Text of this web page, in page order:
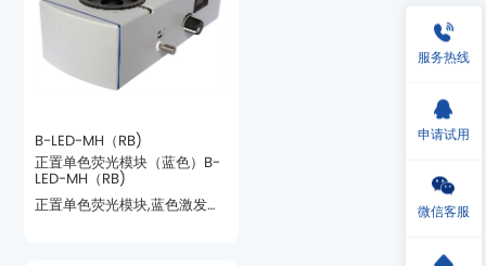
B-LED-MH（RB)
LED-MH（RB)
服务热线
申请试用
微信客服